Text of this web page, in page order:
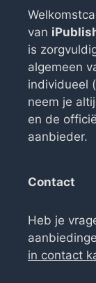
van
is
algemeen
individueel
neem je
en de
aanbieder.
Contact
Heb je
in contact